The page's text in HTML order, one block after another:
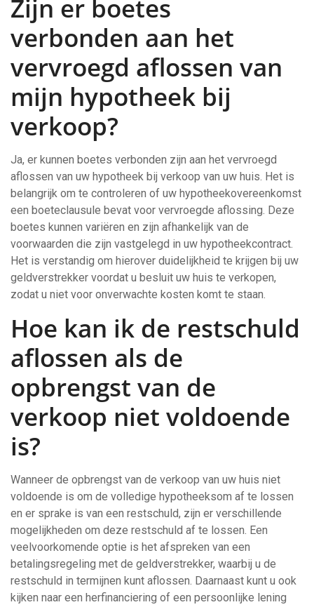
Zijn er boetes
verbonden aan het
vervroegd aflossen van
mijn hypotheek bij
verkoop?
Ja, er kunnen boetes verbonden zijn aan het vervroegd
aflossen van uw hypotheek bij verkoop van uw huis. Het is
belangrijk om te controleren of uw hypotheekovereenkomst
een boeteclausule bevat voor vervroegde aflossing. Deze
boetes kunnen variëren en zijn afhankelijk van de
voorwaarden die zijn vastgelegd in uw hypotheekcontract.
Het is verstandig om hierover duidelijkheid te krijgen bij uw
geldverstrekker voordat u besluit uw huis te verkopen,
zodat u niet voor onverwachte kosten komt te staan.
Hoe kan ik de restschuld
aflossen als de
opbrengst van de
verkoop niet voldoende
is?
Wanneer de opbrengst van de verkoop van uw huis niet
voldoende is om de volledige hypotheeksom af te lossen
en er sprake is van een restschuld, zijn er verschillende
mogelijkheden om deze restschuld af te lossen. Een
veelvoorkomende optie is het afspreken van een
betalingsregeling met de geldverstrekker, waarbij u de
restschuld in termijnen kunt aflossen. Daarnaast kunt u ook
kijken naar een herfinanciering of een persoonlijke lening